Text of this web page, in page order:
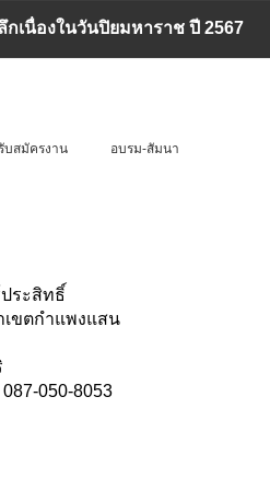
เนื่องในวันปิยมหาราช ปี 2567
รับสมัครงาน อบรม-สัมนา
ระสิทธิ์
เขตกำแพงแสน
050-8053